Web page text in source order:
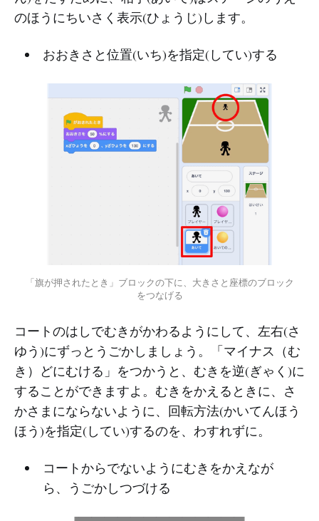
のほうにちいさく表示(ひょうじ)します。
おおきさと位置(いち)を指定(してい)する
「旗が押されたとき」ブロックの下に、大きさと座標のブロック
をつなげる
コートのはしでむきがかわるようにして、左右(さ
ゆう)にずっとうごかしましょう。「マイナス（む
き）どにむける」をつかうと、むきを逆(ぎゃく)に
することができますよ。むきをかえるときに、さ
かさまにならないように、回転方法(かいてんほう
ほう)を指定(してい)するのを、わすれずに。
コートからでないようにむきをかえなが
ら、うごかしつづける